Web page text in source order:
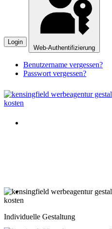
Login
Web-Authentifizierung
Benutzername vergessen?
Passwort vergessen?
Beratung oder Rückruf
Schweiz: 043 508 66 63
Individuelle Gestaltung